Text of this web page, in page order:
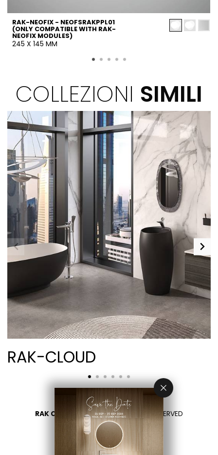
RAK-NEOFIX - NEOFSRAKPPL01
(ONLY COMPATIBLE WITH RAK-
NEOFIX MODULES)
245 X 145 MM
COLLEZIONI SIMILI
RAK-CLOUD
RAK CERAMICS 2026- ALL RIGHTS RESERVED
PRIVACY
CONTATTACI